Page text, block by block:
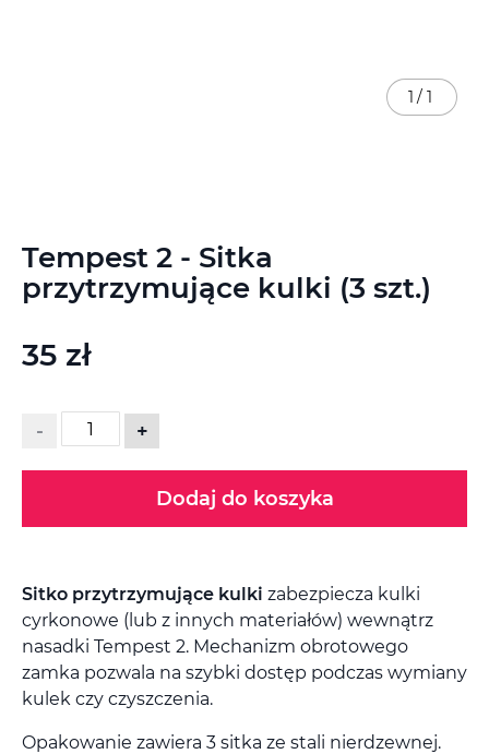
Tempest 2 - Sitka
przytrzymujące kulki (3 szt.)
35 zł
- +
Dodaj do koszyka
Sitko przytrzymujące kulki zabezpiecza kulki
cyrkonowe (lub z innych materiałów) wewnątrz
nasadki Tempest 2. Mechanizm obrotowego
zamka pozwala na szybki dostęp podczas wymiany
kulek czy czyszczenia.
Opakowanie zawiera 3 sitka ze stali nierdzewnej.
1 / 1
na
początek
galerii